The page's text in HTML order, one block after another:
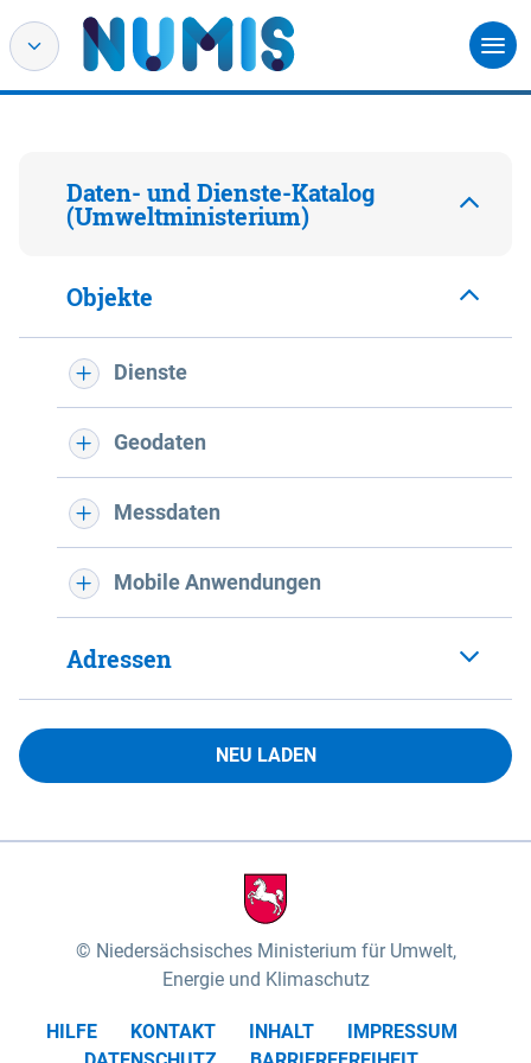
Daten- und Dienste-Katalog
(Umweltministerium)
Objekte
Dienste
Geodaten
Messdaten
Mobile Anwendungen
Adressen
NEU LADEN
Niedersächsisches Ministerium für Umwelt,
Energie und Klimaschutz
HILFE KONTAKT INHALT
IMPRESSUM